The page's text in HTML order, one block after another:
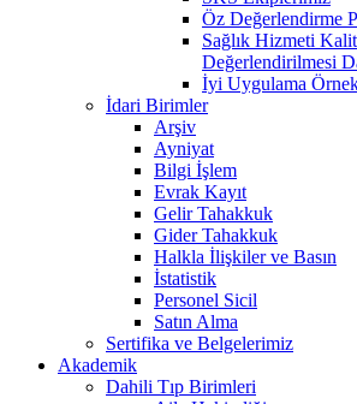
Öz Değerlendirme
Sağlık Hizmeti
Değerlendirilmesi
İyi Uygulama
İdari Birimler
Arşiv
Ayniyat
Bilgi İşlem
Evrak Kayıt
Gelir Tahakkuk
Gider Tahakkuk
Halkla İlişkiler ve Basın
İstatistik
Personel Sicil
Satın Alma
Sertifika ve Belgelerimiz
Akademik
Dahili Tıp Birimleri